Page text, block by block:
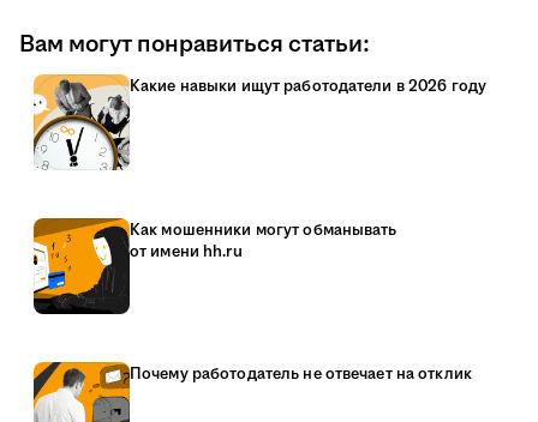
Вам могут понравиться статьи:
Какие навыки ищут работодатели в 2026 году
Как мошенники могут обманывать
от имени hh.ru
Почему работодатель не отвечает на отклик